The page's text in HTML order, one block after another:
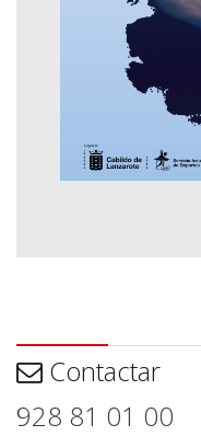
Contactar
928 81 01 00